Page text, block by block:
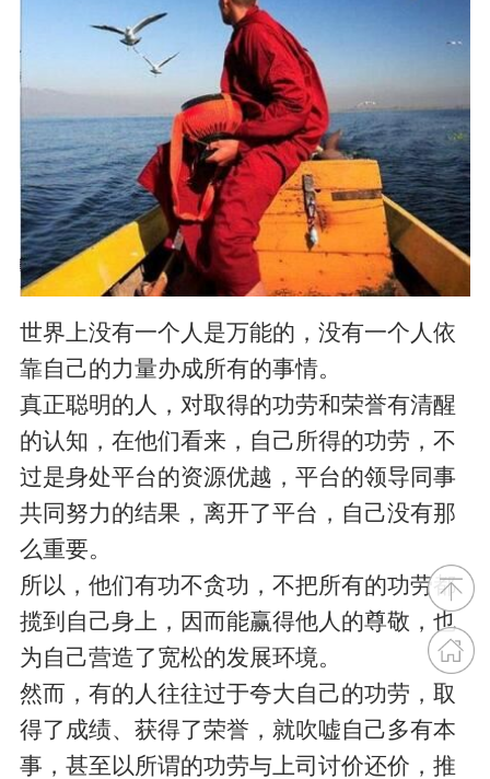
世界上没有一个人是万能的，没有一个人依
靠自己的力量办成所有的事情。
真正聪明的人，对取得的功劳和荣誉有清醒
的认知，在他们看来，自己所得的功劳，不
过是身处平台的资源优越，平台的领导同事
共同努力的结果，离开了平台，自己没有那
么重要。
所以，他们有功不贪功，不把所有的功劳都
揽到自己身上，因而能赢得他人的尊敬，也
为自己营造了宽松的发展环境。
然而，有的人往往过于夸大自己的功劳，取
得了成绩、获得了荣誉，就吹嘘自己多有本
事，甚至以所谓的功劳与上司讨价还价，推